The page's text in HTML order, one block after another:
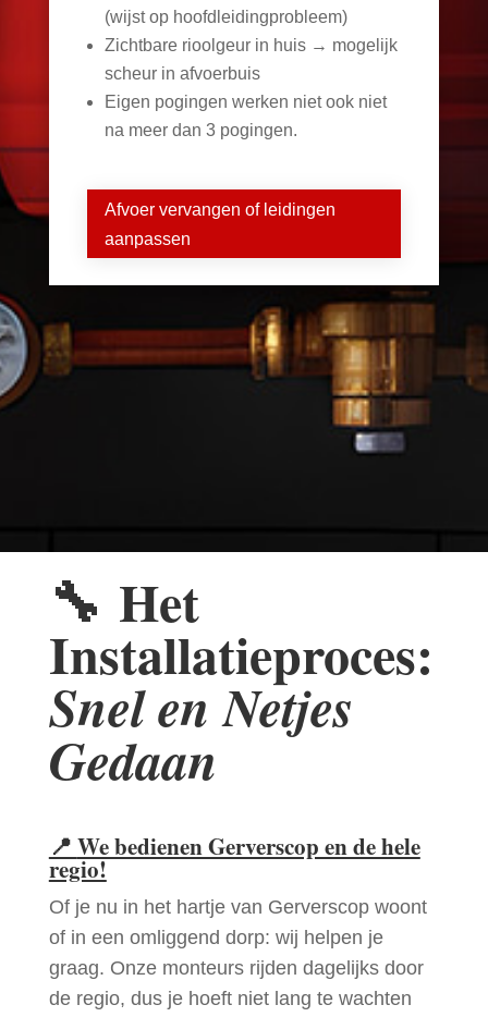
(wijst op hoofdleidingprobleem)
Zichtbare rioolgeur in huis → mogelijk
scheur in afvoerbuis
Eigen pogingen werken niet ook niet
na meer dan 3 pogingen.
Afvoer vervangen of leidingen
aanpassen
🔧 Het
Installatieproces:
Snel en Netjes
Gedaan
📍 We bedienen Gerverscop en de hele
regio!
Of je nu in het hartje van Gerverscop woont
of in een omliggend dorp: wij helpen je
graag. Onze monteurs rijden dagelijks door
de regio, dus je hoeft niet lang te wachten